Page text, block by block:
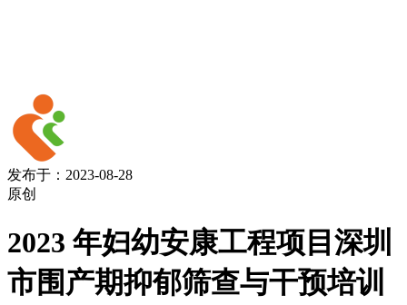
发布于：2023-08-28
原创
2023 年妇幼安康工程项目深圳
市围产期抑郁筛查与干预培训